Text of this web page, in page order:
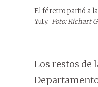
El féretro partió a
Yuty. Foto: Richart
Los restos de